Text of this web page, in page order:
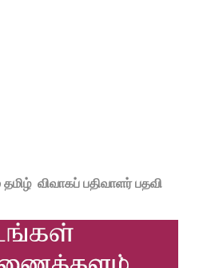
விவாகப் பதிவாளர் பதவி